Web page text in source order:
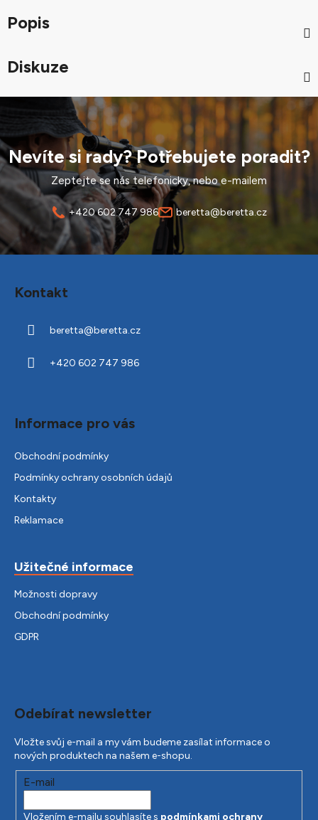
Popis
Diskuze
Nevíte si rady? Potřebujete poradit?
Zeptejte se nás telefonicky, nebo e-mailem
+420 602 747 986 beretta@beretta.cz
Kontakt
beretta@beretta.cz
+420 602 747 986
Informace pro vás
Obchodní podmínky
Podmínky ochrany osobních údajů
Kontakty
Reklamace
Užitečné informace
Možnosti dopravy
Obchodní podmínky
GDPR
Odebírat newsletter
Vložte svůj e-mail a my vám budeme zasílat informace o
nových produktech na našem e-shopu.
E-mail
Vložením e-mailu souhlasíte s podmínkami ochrany